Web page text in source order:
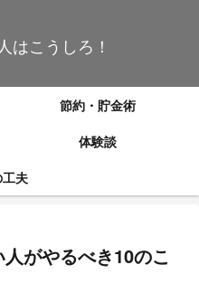
はこうしろ！
節約・貯金術
体験談
夫
がやるべき10のこ